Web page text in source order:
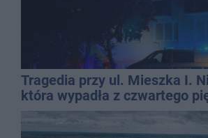
Tragedia przy ul. Mieszka I.
która wypadła z czwartego